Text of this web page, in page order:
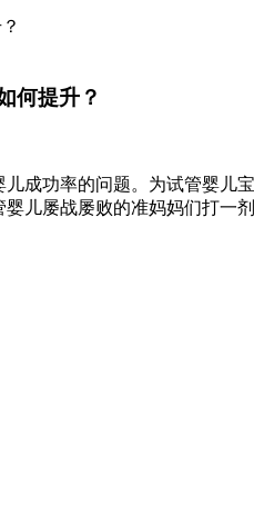
何提升？
成功率的问题。为试管婴
儿屡战屡败的准妈妈们打一剂